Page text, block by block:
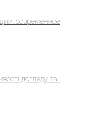
современное
догляду та...